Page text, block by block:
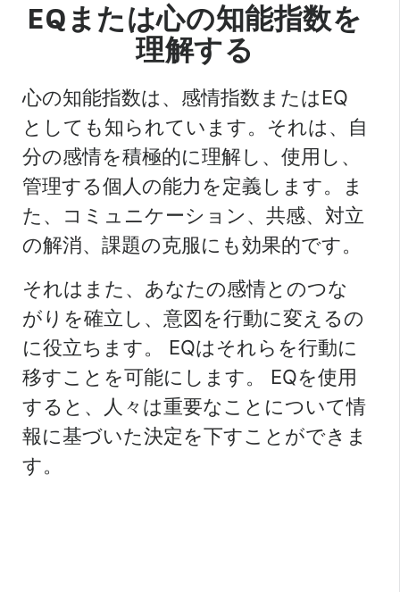
EQまたは心の知能指数を
理解する
心の知能指数は、感情指数またはEQ
としても知られています。それは、自
分の感情を積極的に理解し、使用し、
管理する個人の能力を定義します。ま
た、コミュニケーション、共感、対立
の解消、課題の克服にも効果的です。
それはまた、あなたの感情とのつな
がりを確立し、意図を行動に変えるの
に役立ちます。 EQはそれらを行動に
移すことを可能にします。 EQを使用
すると、人々は重要なことについて情
報に基づいた決定を下すことができま
す。